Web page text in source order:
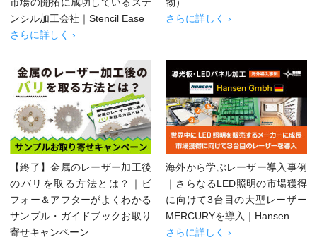
ンシル加工会社｜Stencil Ease
さらに詳しく ›
さらに詳しく ›
【終了】金属のレーザー加工後
のバリを取る方法とは？｜ビ
フォー＆アフターがよくわかる
サンプル・ガイドブックお取り
寄せキャンペーン
海外から学ぶレーザー導入事例
｜さらなるLED照明の市場獲得
に向けて3台目の大型レーザー
MERCURYを導入｜Hansen
さらに詳しく ›